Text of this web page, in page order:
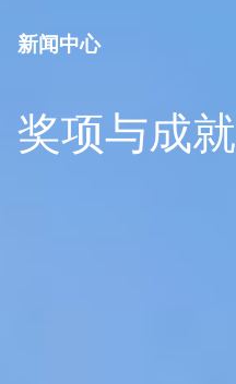
新闻中心
奖项与成就